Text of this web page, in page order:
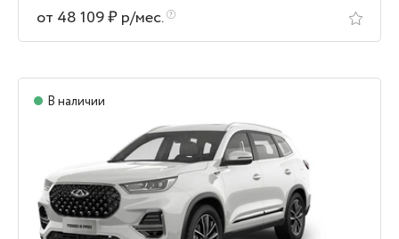
от 48 109 ₽ р/мес.
В наличии